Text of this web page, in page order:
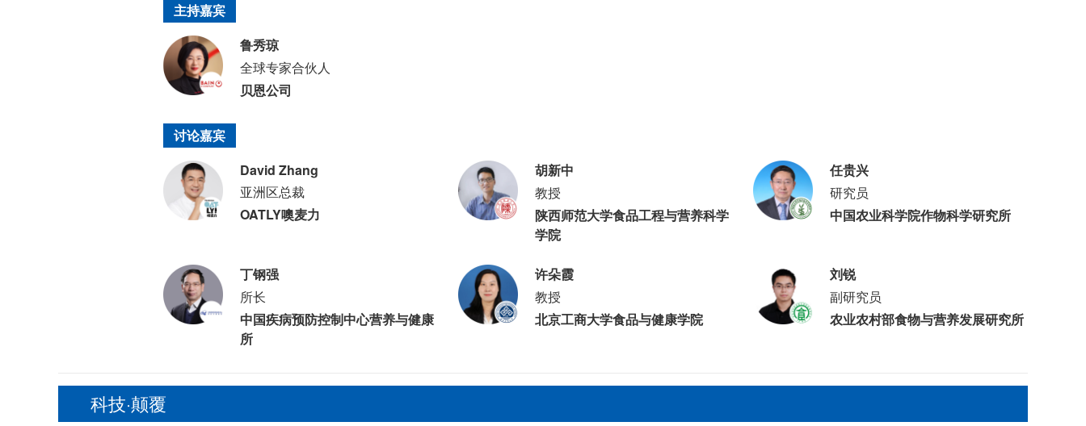
主持嘉宾
鲁秀琼
全球专家合伙人
贝恩公司
讨论嘉宾
David Zhang
亚洲区总裁
OATLY噢麦力
胡新中
教授
陕西师范大学食品工程与营养科学
学院
任贵兴
研究员
中国农业科学院作物科学研究所
丁钢强
所长
中国疾病预防控制中心营养与健康
所
许朵霞
教授
北京工商大学食品与健康学院
刘锐
副研究员
农业农村部食物与营养发展研究所
科技·颠覆